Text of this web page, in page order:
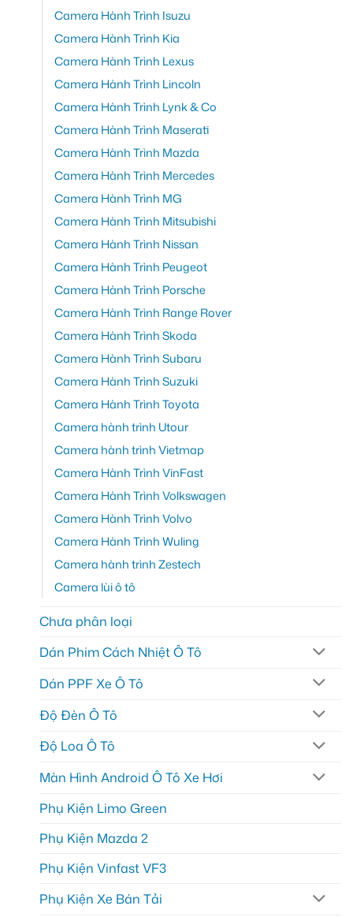
Camera Hành Trình Isuzu
Camera Hành Trình Kia
Camera Hành Trình Lexus
Camera Hành Trình Lincoln
Camera Hành Trình Lynk & Co
Camera Hành Trình Maserati
Camera Hành Trình Mazda
Camera Hành Trình Mercedes
Camera Hành Trình MG
Camera Hành Trình Mitsubishi
Camera Hành Trình Nissan
Camera Hành Trình Peugeot
Camera Hành Trình Porsche
Camera Hành Trình Range Rover
Camera Hành Trình Skoda
Camera Hành Trình Subaru
Camera Hành Trình Suzuki
Camera Hành Trình Toyota
Camera hành trình Utour
Camera hành trình Vietmap
Camera Hành Trình VinFast
Camera Hành Trình Volkswagen
Camera Hành Trình Volvo
Camera Hành Trình Wuling
Camera hành trình Zestech
Camera lùi ô tô
Chưa phân loại
Dán Phim Cách Nhiệt Ô Tô
Dán PPF Xe Ô Tô
Độ Đèn Ô Tô
Độ Loa Ô Tô
Màn Hình Android Ô Tô Xe Hơi
Phụ Kiện Limo Green
Phụ Kiện Mazda 2
Phụ Kiện Vinfast VF3
Phụ Kiện Xe Bán Tải